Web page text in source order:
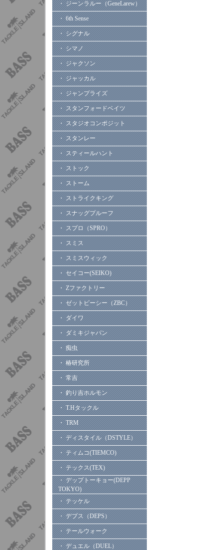
・ ジーンラルー（GeneLarew）
・ 6th Sense
・ シグナル
・ シマノ
・ ジャクソン
・ ジャッカル
・ ジャンプライズ
・ スタンフォードベイツ
・ スタジオコンポジット
・ スタンレー
・ スティールハント
・ ストック
・ ストーム
・ ストライクキング
・ スナッグプルーフ
・ スプロ（SPRO）
・ スミス
・ スミスウィック
・ セイコー(SEIKO)
・ Zファクトリー
・ ゼットビーシー（ZBC）
・ ダイワ
・ ダミキジャパン
・ 痴虫
・ 椿研究所
・ 常吉
・ 釣り吉ホルモン
・ T.Hタックル
・ TRM
・ ディスタイル（DSTYLE）
・ ティムコ(TIEMCO)
・ テックス(TEX)
・ デップトーキョー(DEPP
TOKYO)
・ テッケル
・ デプス（DEPS）
・ テールウォーク
・ デュエル（DUEL）